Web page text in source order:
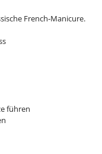
French-Manicure.
führen